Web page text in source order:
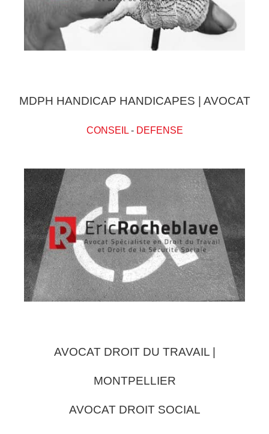
MDPH HANDICAP HANDICAPES | AVOCAT
CONSEIL- DEFENSE
AVOCAT DROIT DU TRAVAIL |
MONTPELLIER
AVOCAT DROIT SOCIAL